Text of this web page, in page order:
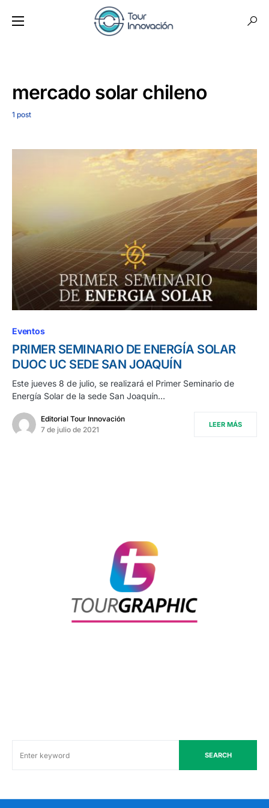
mercado solar chileno
1 post
Eventos
PRIMER SEMINARIO DE ENERGÍA SOLAR
DUOC UC SEDE SAN JOAQUÍN
Este jueves 8 de julio, se realizará el Primer Seminario de
Energía Solar de la sede San Joaquín…
Editorial Tour Innovación
7 de julio de 2021
LEER MÁS
SEARCH